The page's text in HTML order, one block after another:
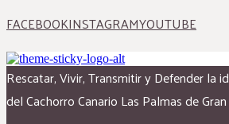
FACEBOOKINSTAGRAMYOUTUBE
Rescatar, Vivir, Transmitir y Defender la
del Cachorro Canario Las Palmas de